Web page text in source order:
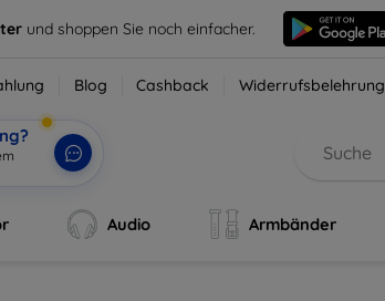
und shoppen Sie noch einfacher.
Blog Cashback Widerrufsbelehrung
Audio Armbänder